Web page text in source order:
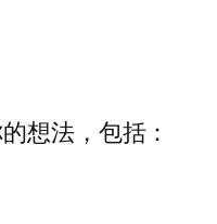
想法，包括：